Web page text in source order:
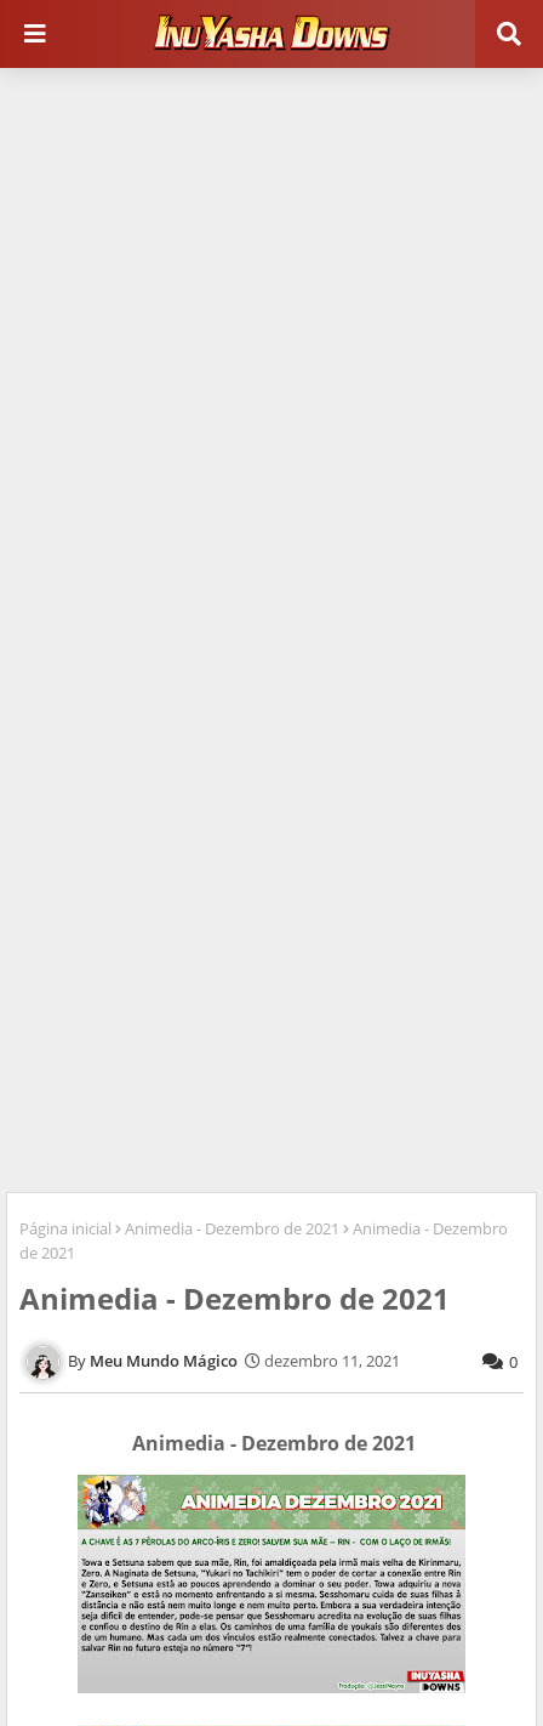
Página inicial Animedia - Dezembro de 2021
Animedia - Dezembro
de 2021
Animedia - Dezembro de 2021
Meu Mundo Mágico dezembro 11, 2021 0
Animedia - Dezembro de 2021